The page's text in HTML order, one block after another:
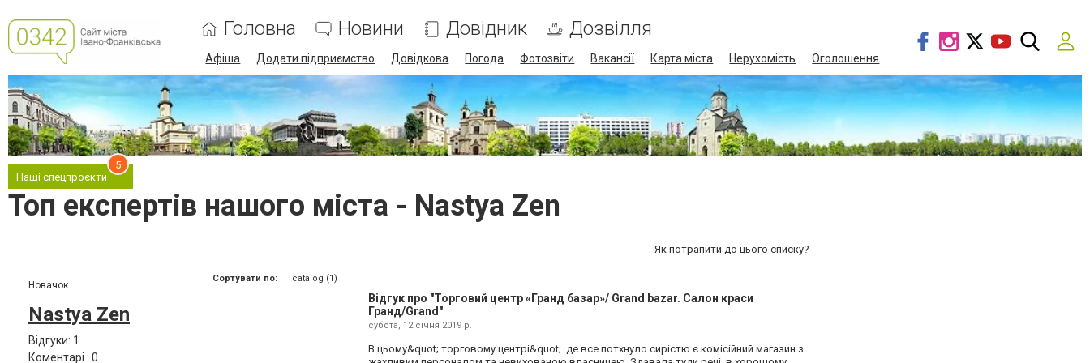
Головна Новини Довідник Дозвілля
Афіша Додати підприємство Довідкова Погода Фотозвіти Вакансії Карта міста Нерухомість Оголошення
Наші спецпроєкти
5
Топ експертів нашого міста - Nastya Zen
Як потрапити до цього списку?
Новачок
Nastya Zen
Відгуки: 1
Коментарі : 0
Сортувати по: catalog (1)
Відгук про "Торговий центр «Гранд базар»/ Grand bazar. Салон краси
Гранд/Grand"
субота, 12 січня 2019 р.
В цьому&quot; торговому центрі&quot; де все потхнуло сирістю є комісійний магазин з